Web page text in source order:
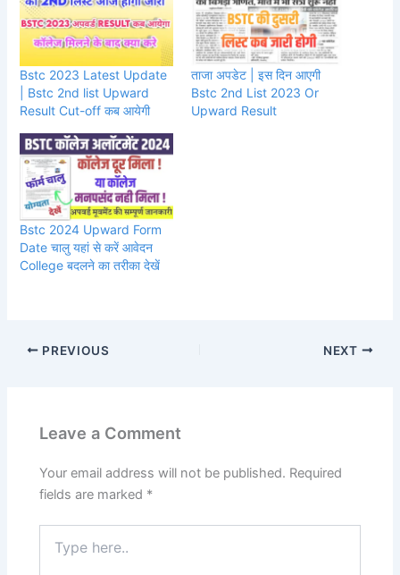
Bstc 2023 Latest Update
| Bstc 2nd list Upward
Result Cut-off कब आयेगी
ताजा अपडेट | इस दिन आएगी
Bstc 2nd List 2023 Or
Upward Result
Bstc 2024 Upward Form
Date चालु यहां से करें आवेदन
College बदलने का तरीका देखें
PREVIOUS NEXT
Leave a Comment
Your email address will not be published. Required
fields are marked *
here..